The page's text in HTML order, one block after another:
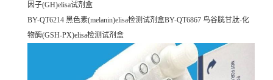
因子(GH)elisa试剂盒
BY-QT6214 黑色素(melanin)elisa检测试剂盒BY-QT6867 鸟谷胱甘肽-化
物酶(GSH-PX)elisa检测试剂盒